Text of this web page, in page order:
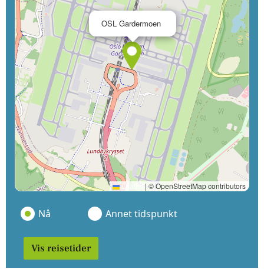
OSL Gardermoen
Leaflet | © OpenStreetMap contributors
Nå Annet tidspunkt
Vis reisetider